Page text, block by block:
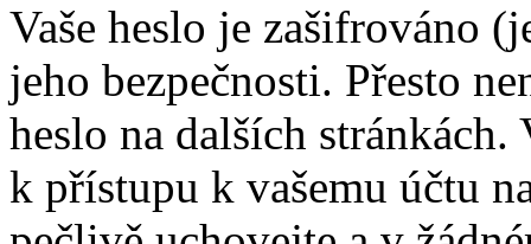
Vaše heslo je zašifrováno
jeho bezpečnosti. Přesto
heslo na dalších stránkách.
k přístupu k vašemu účtu